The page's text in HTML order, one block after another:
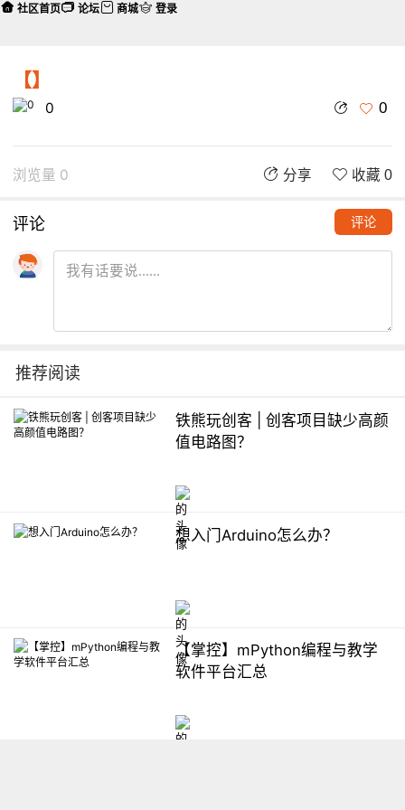
【】
0 0
浏览量 0 分享 收藏 0
评论 评论
推荐阅读
铁熊玩创客 | 创客项目缺少高颜
值电路图？
想入门Arduino怎么办？
【掌控】mPython编程与教学
软件平台汇总
社区首页 论坛 商城 登录